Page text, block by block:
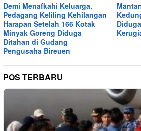
Demi Menafkahi Keluarga,
Pedagang Keliling Kehilangan
Harapan Setelah 166 Kotak
Minyak Goreng Diduga
Ditahan di Gudang
Pengusaha Bireuen
POS TERBARU